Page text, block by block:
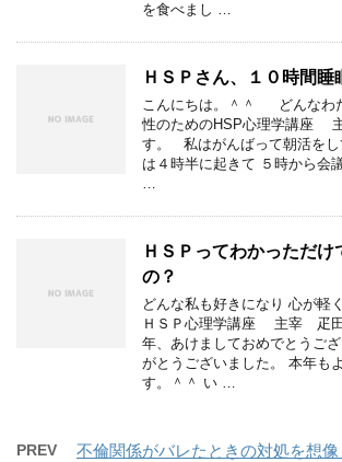
を食べまし …
ＨＳＰさん、１０時間睡
こんにちは。＾＾ どんなわ
性のためのHSP心理学講座
す。 私はがんばって朝活をし
は４時半に起きて ５時から会
…
ＨＳＰってわかっただけ
の？
どんな私も好きになり 心が軽
ＨＳＰ心理学講座 主宰 疋
年、あけましておめでとうご
がとうございました。 本年も
す。＾＾ い …
PREV
不倫関係がバレたときの対処を想